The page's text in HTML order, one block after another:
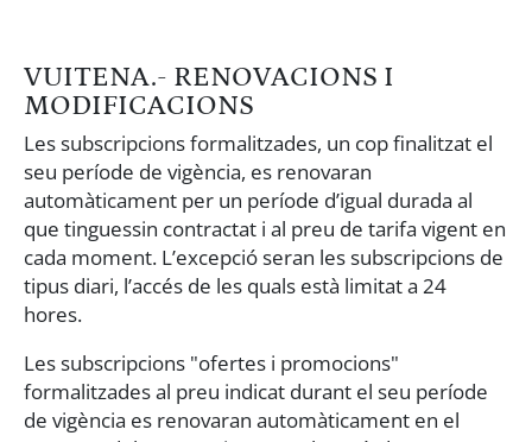
VUITENA.- RENOVACIONS I
MODIFICACIONS
Les subscripcions formalitzades, un cop finalitzat el
seu període de vigència, es renovaran
automàticament per un període d’igual durada al
que tinguessin contractat i al preu de tarifa vigent en
cada moment. L’excepció seran les subscripcions de
tipus diari, l’accés de les quals està limitat a 24
hores.
Les subscripcions "ofertes i promocions"
formalitzades al preu indicat durant el seu període
de vigència es renovaran automàticament en el